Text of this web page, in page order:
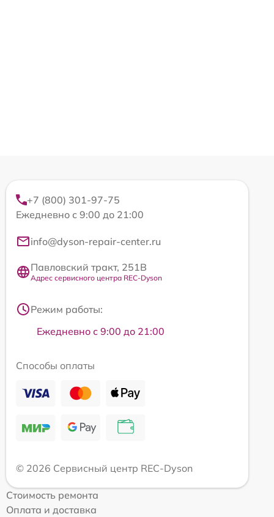
+7 (800) 301-97-75
Ежедневно с 9:00 до 21:00
info@dyson-repair-center.ru
Павловский тракт, 251В
Адрес сервисного центра REC-Dyson
Режим работы:
Ежедневно с 9:00 до 21:00
Способы оплаты
© 2026 Сервисный центр REC-Dyson
Стоимость ремонта
Оплата и доставка